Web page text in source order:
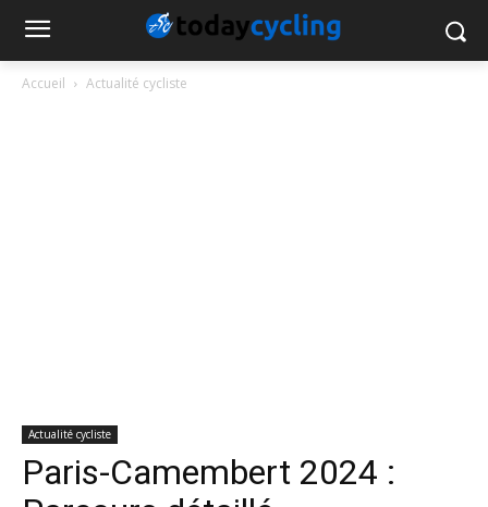
Accueil Actualité cycliste
Actualité cycliste
Paris-Camembert 2024 :